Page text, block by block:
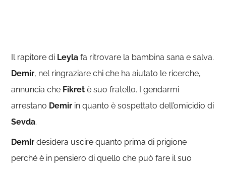
Il rapitore di Leyla fa ritrovare la bambina sana e salva.
Demir, nel ringraziare chi che ha aiutato le ricerche,
annuncia che Fikret è suo fratello. I gendarmi
arrestano Demir in quanto è sospettato dell’omicidio di
Sevda.
Demir desidera uscire quanto prima di prigione
perché è in pensiero di quello che può fare il suo